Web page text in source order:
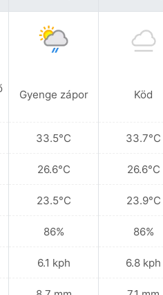
Gyenge zápor
33.5°C
26.6°C
23.5°C
86%
6.1 kph
Köd
33.7°C
26.6°C
23.9°C
86%
6.8 kph